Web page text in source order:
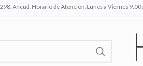
Ancud. Horario de Atención: Lunes a Viernes